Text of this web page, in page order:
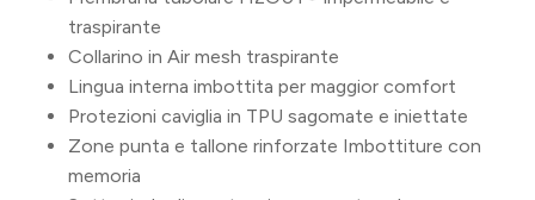
traspirante
Collarino in Air mesh traspirante
Lingua interna imbottita per maggior comfort
Protezioni caviglia in TPU sagomate e iniettate
Zone punta e tallone rinforzate Imbottiture con
memoria